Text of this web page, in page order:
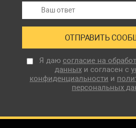
Я даю согласие на
данныхи согласен с
конфиденциальности и
персональных